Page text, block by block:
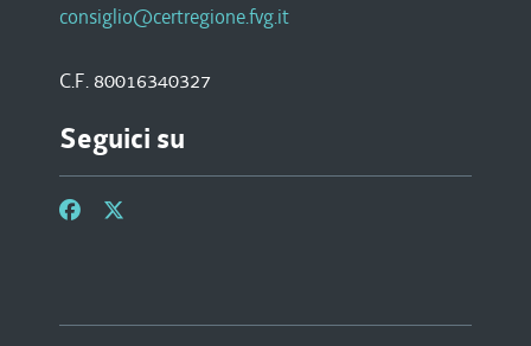
consiglio@certregione.fvg.it
C.F. 80016340327
Seguici su